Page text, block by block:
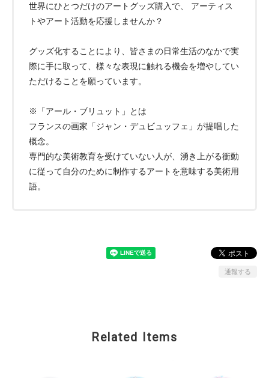
世界にひとつだけのアートグッズ購入で、 アーティス
トやアート活動を応援しませんか？
グッズ化することにより、皆さまの日常生活のなかで実
際に手に取って、様々な表現に触れる機会を増やしてい
ただけることを願っています。
※「アール・ブリュット」とは
フランスの画家「ジャン・デュビュッフェ」が提唱した
概念。
専門的な美術教育を受けていない人が、湧き上がる衝動
に従って自分のために制作するアートを意味する美術用
語。
通報する
Related Items